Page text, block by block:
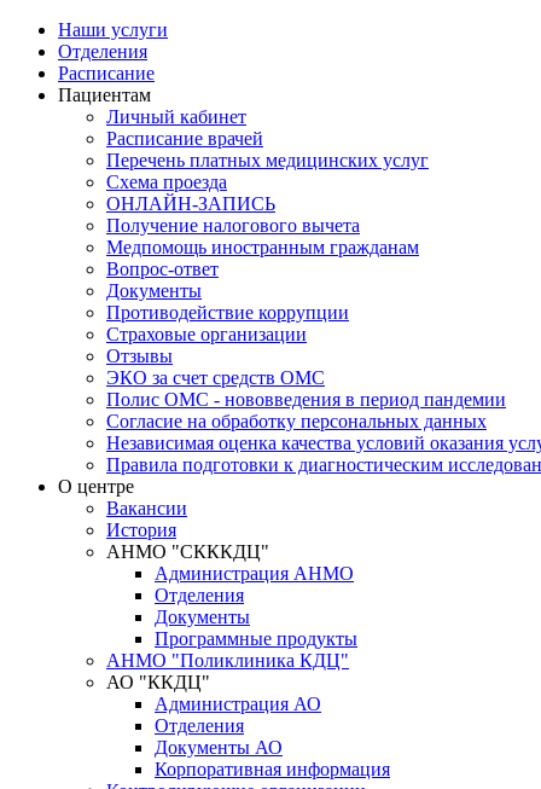
Наши услуги
Отделения
Расписание
Пациентам
Личный кабинет
Расписание врачей
Перечень платных медицинских услуг
Схема проезда
ОНЛАЙН-ЗАПИСЬ
Получение налогового вычета
Медпомощь иностранным гражданам
Вопрос-ответ
Документы
Противодействие коррупции
Страховые организации
Отзывы
ЭКО за счет средств ОМС
Полис ОМС - нововведения в период пандемии
Согласие на обработку персональных данных
Независимая оценка качества условий оказания
Правила подготовки к диагностическим
О центре
Вакансии
История
АНМО "СКККДЦ"
Администрация АНМО
Отделения
Документы
Программные продукты
АНМО "Поликлиника КДЦ"
АО "ККДЦ"
Администрация АО
Отделения
Документы АО
Корпоративная информация